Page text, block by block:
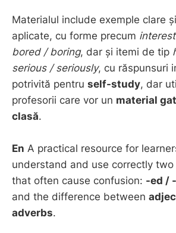
Materialul include exemple clare
aplicate, cu forme precum
bored / boring, dar și itemi de tip
serious / seriously, cu răspunsuri
potrivită pentru self-study, dar
profesorii care vor un material
clasă.
En A practical resource for
understand and use correctly two
that often cause confusion: -ed /
and the difference between
adverbs.